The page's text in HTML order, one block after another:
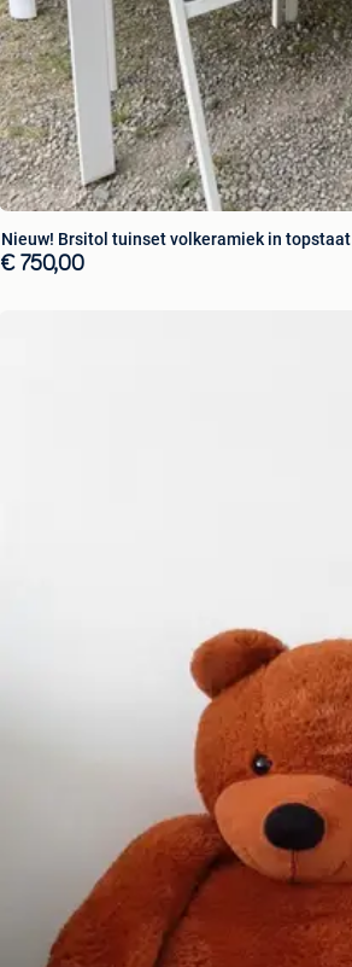
Nieuw! Brsitol tuinset volkeramiek in topstaat
€ 750,00